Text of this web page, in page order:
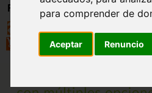
para comprender de
Aceptar Renuncio
Registro